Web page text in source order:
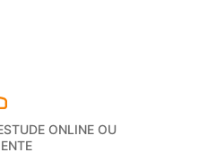
ONLINE OU